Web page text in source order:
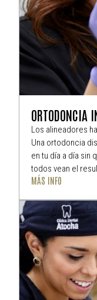
ORTODONCIA
Los alineadores
Una ortodoncia
en tu día a día sin
todos vean el
MÁS INFO